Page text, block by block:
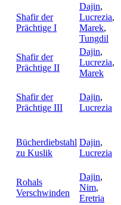
Shafir der
Prächtige I
Dajin,
Lucrezia,
Marek,
Tungdil
Shafir der
Prächtige II
Dajin,
Lucrezia,
Marek
Shafir der
Prächtige III
Dajin,
Lucrezia
Bücherdiebstahl
zu Kuslik
Dajin,
Lucrezia
Rohals
Verschwinden
Dajin,
Nim,
Eretria